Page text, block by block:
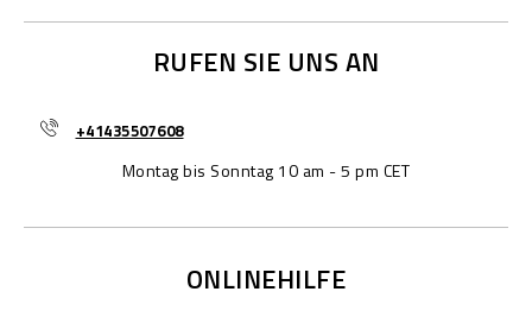
RUFEN SIE UNS AN
+41435507608
Montag bis Sonntag 10 am - 5 pm CET
ONLINEHILFE